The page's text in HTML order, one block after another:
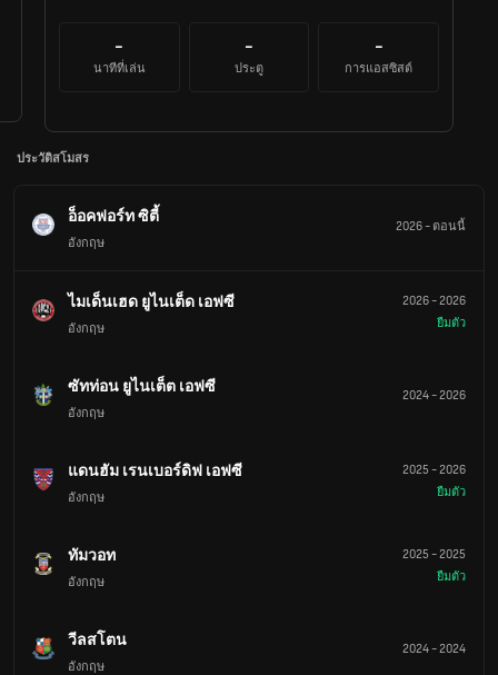
-
นาทีที่เล่น
-
ประตู
-
การแอสซิสต์
ประวัติสโมสร
อ็อคฟอร์ท ซิตี้
อังกฤษ
2026- ตอนนี้
ไมเด็นเฮด ยูไนเต็ด เอฟซี
อังกฤษ
2026-2026
ยืมตัว
ซัทท่อน ยูไนเต็ต เอฟซี
อังกฤษ
2024-2026
แดนฮัม เรนเบอร์ดิฟ เอฟซี
อังกฤษ
2025 -2026
ยืมตัว
ทัมวอท
อังกฤษ
2025 -2025
ยืมตัว
วีลสโตน
อังกฤษ
2024-2024